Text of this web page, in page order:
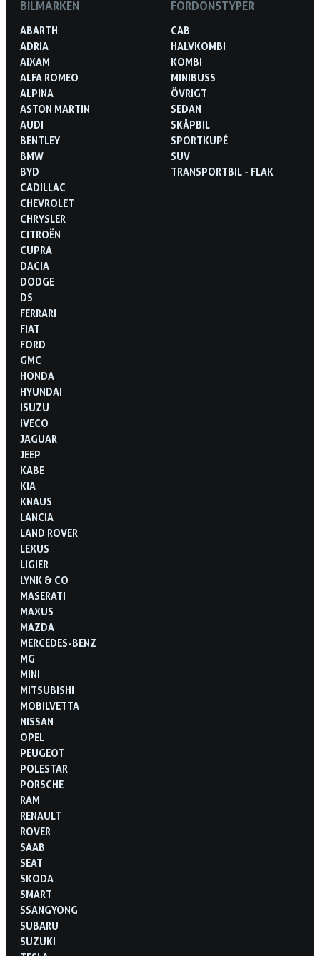
BILMÄRKEN
ABARTH
ADRIA
AIXAM
ALFA ROMEO
ALPINA
ASTON MARTIN
AUDI
BENTLEY
BMW
BYD
CADILLAC
CHEVROLET
CHRYSLER
CITROËN
CUPRA
DACIA
DODGE
DS
FERRARI
FIAT
FORD
GMC
HONDA
HYUNDAI
ISUZU
IVECO
JAGUAR
JEEP
KABE
KIA
KNAUS
LANCIA
LAND ROVER
LEXUS
LIGIER
LYNK & CO
MASERATI
MAXUS
MAZDA
MERCEDES-BENZ
MG
MINI
MITSUBISHI
MOBILVETTA
NISSAN
OPEL
PEUGEOT
POLESTAR
PORSCHE
RAM
RENAULT
ROVER
SAAB
SEAT
SKODA
SMART
SSANGYONG
SUBARU
SUZUKI
FORDONSTYPER
CAB
HALVKOMBI
KOMBI
MINIBUSS
ÖVRIGT
SEDAN
SKÅPBIL
SPORTKUPÉ
SUV
TRANSPORTBIL - FLAK